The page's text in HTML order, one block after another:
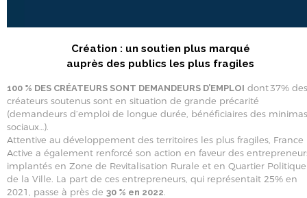
Création : un soutien plus marqué
auprès des publics les plus fragiles
100 % DES CRÉATEURS SONT DEMANDEURS D’EMPLOI dont 37% des
créateurs soutenus sont en situation de grande précarité
(demandeurs d’emploi de longue durée, bénéficiaires des minimas
sociaux…).
Attentive au développement des territoires les plus fragiles, France
Active a également renforcé son action en faveur des
implantés en Zone de Revitalisation Rurale et en Quartier Politique
de la Ville. La part de ces entrepreneurs, qui représentait 25% en
2021, passe à près de 30 % en 2022